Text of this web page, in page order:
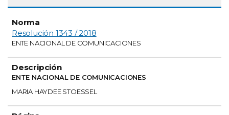
Resolución 1343 / 2018
ENTE NACIONAL DE COMUNICACIONES
ENTE NACIONAL DE COMUNICACIONES
MARIA HAYDEE STOESSEL